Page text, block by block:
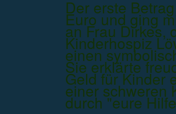
Der erste
Euro und ging
an Frau Dirkes,
Kinderhospiz
einen
Sie erklärte
Geld für Kinder
einer schweren
durch "eure